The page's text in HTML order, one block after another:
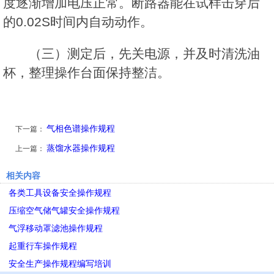
的0.02S时间内自动动作。
（三）测定后，先关电源，并及时清洗油
杯，整理操作台面保持整洁。
下一篇： 气相色谱操作规程
上一篇： 蒸馏水器操作规程
相关内容
各类工具设备安全操作规程
压缩空气储气罐安全操作规程
气浮移动罩滤池操作规程
起重行车操作规程
安全生产操作规程编写培训